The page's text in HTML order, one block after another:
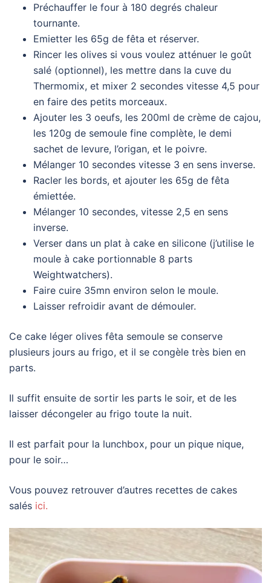
Préchauffer le four à 180 degrés chaleur
tournante.
Emietter les 65g de fêta et réserver.
Rincer les olives si vous voulez atténuer le goût
salé (optionnel), les mettre dans la cuve du
Thermomix, et mixer 2 secondes vitesse 4,5 pour
en faire des petits morceaux.
Ajouter les 3 oeufs, les 200ml de crème de cajou,
les 120g de semoule fine complète, le demi
sachet de levure, l’origan, et le poivre.
Mélanger 10 secondes vitesse 3 en sens inverse.
Racler les bords, et ajouter les 65g de fêta
émiettée.
Mélanger 10 secondes, vitesse 2,5 en sens
inverse.
Verser dans un plat à cake en silicone (j’utilise le
moule à cake portionnable 8 parts
Weightwatchers).
Faire cuire 35mn environ selon le moule.
Laisser refroidir avant de démouler.
Ce cake léger olives fêta semoule se conserve
plusieurs jours au frigo, et il se congèle très bien en
parts.
Il suffit ensuite de sortir les parts le soir, et de les
laisser décongeler au frigo toute la nuit.
Il est parfait pour la lunchbox, pour un pique nique,
pour le soir…
Vous pouvez retrouver d’autres recettes de cakes
salés ici.